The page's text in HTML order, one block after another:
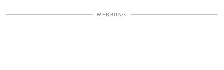
WERBUNG